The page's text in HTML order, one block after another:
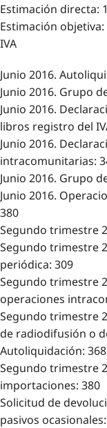
Estimación directa:
Estimación objetiva:
IVA
Junio 2016.
Junio 2016. Grupo
Junio 2016.
libros registro del
Junio 2016.
intracomunitarias:
Junio 2016. Grupo
Junio 2016.
380
Segundo trimestre
Segundo trimestre
periódica: 309
Segundo trimestre
operaciones
Segundo trimestre
de radiodifusión o
Autoliquidación: 368
Segundo trimestre
importaciones: 380
Solicitud de
pasivos